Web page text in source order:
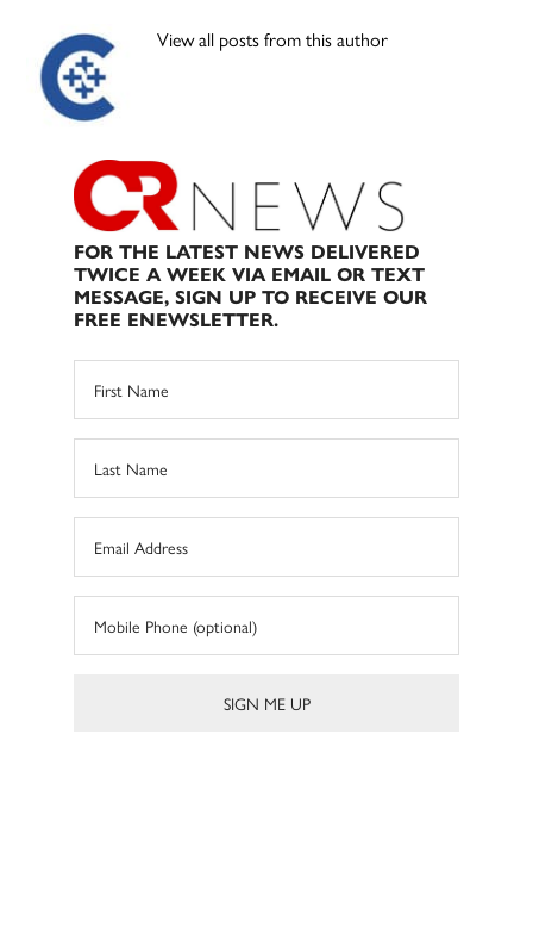
View all posts from this author
FOR THE LATEST NEWS DELIVERED
TWICE A WEEK VIA EMAIL OR TEXT
MESSAGE, SIGN UP TO RECEIVE OUR
FREE ENEWSLETTER.